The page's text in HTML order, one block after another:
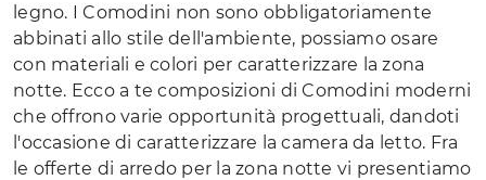
legno. I Comodini non sono obbligatoriamente
abbinati allo stile dell'ambiente, possiamo osare
con materiali e colori per caratterizzare la zona
notte. Ecco a te composizioni di Comodini moderni
che offrono varie opportunità progettuali, dandoti
l'occasione di caratterizzare la camera da letto. Fra
le offerte di arredo per la zona notte vi presentiamo